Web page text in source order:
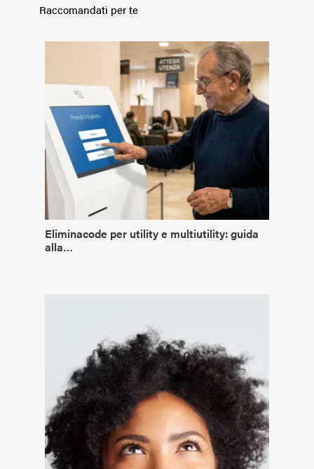
Raccomandati per te
Eliminacode per utility e multiutility: guida
alla…